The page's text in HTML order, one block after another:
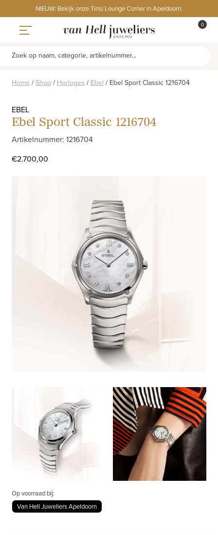
to
content
NIEUW: Bekijk onze Tirisi Lounge Corner in Apeldoorn.
0
Zoek op naam, categorie, artikelnummer...
Home / Shop / Horloges / Ebel / Ebel Sport Classic 1216704
EBEL
Ebel Sport Classic 1216704
Artikelnummer: 1216704
€2.700,00
Op voorraad bij:
Van Hell Juweliers Apeldoorn